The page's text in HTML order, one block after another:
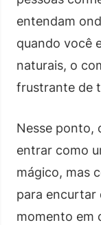
entendam
quando você
naturais, o
frustrante de
Nesse ponto,
entrar como
mágico, mas
para encurtar
momento em